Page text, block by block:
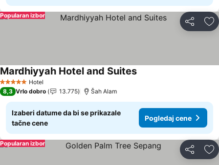
Deli
Popularan izbor
5 ZvezdiceHotel
Mardhiyyah Hotel and SuitesPogledaj cene
8,3 Vrlo dobro 13.775 Šah Alam
Izaberi datume da bi se prikazale
tačne cene
Pogledaj cene
Deli
Popularan izbor